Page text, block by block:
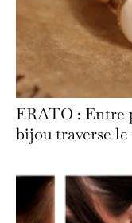
ERATO : Entre
bijou traverse le